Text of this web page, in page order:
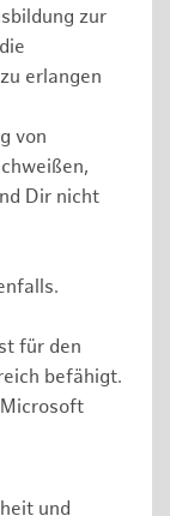
zur
erlangen
von
Dir nicht
für den
befähigt.
und